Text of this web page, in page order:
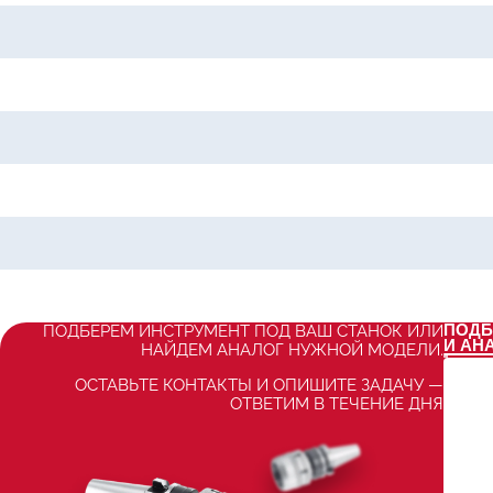
ПОДБЕРЕМ ИНСТРУМЕНТ ПОД ВАШ СТАНОК ИЛИ
НАЙДЕМ АНАЛОГ НУЖНОЙ МОДЕЛИ.
ОСТАВЬТЕ КОНТАКТЫ И ОПИШИТЕ ЗАДАЧУ —
ОТВЕТИМ В ТЕЧЕНИЕ ДНЯ
И